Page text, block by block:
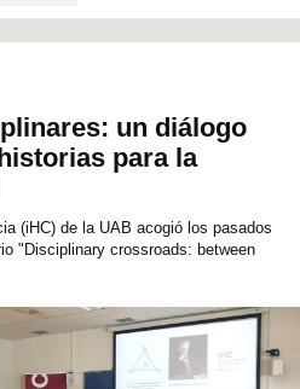
un diálogo
para la
(iHC) de la UAB acogió los pasados
"Disciplinary crossroads: between